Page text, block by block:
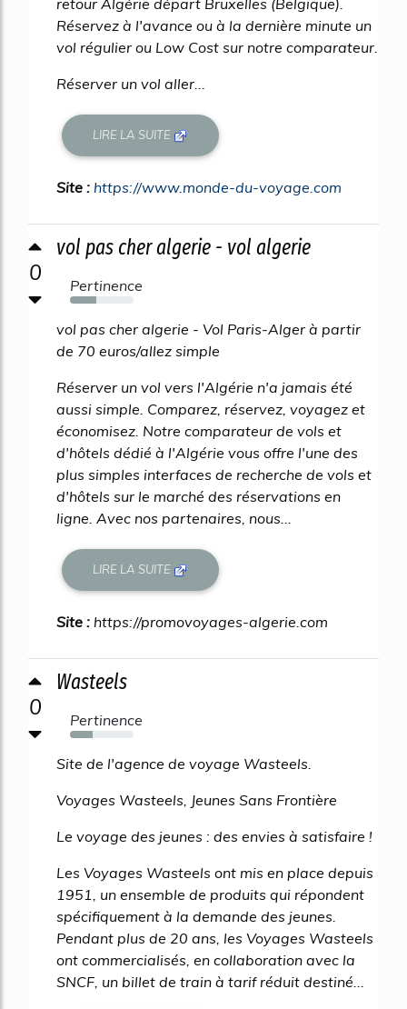
Réservez à l'avance ou à la dernière minute un
vol régulier ou Low Cost sur notre comparateur.
Réserver un vol aller...
LIRE LA SUITE
Site : https://www.monde-du-voyage.com
0
vol pas cher algerie - vol algerie
Pertinence
42%
vol pas cher algerie - Vol Paris-Alger à partir
de 70 euros/allez simple
Réserver un vol vers l'Algérie n'a jamais été
aussi simple. Comparez, réservez, voyagez et
économisez. Notre comparateur de vols et
d'hôtels dédié à l'Algérie vous offre l'une des
plus simples interfaces de recherche de vols et
d'hôtels sur le marché des réservations en
ligne. Avec nos partenaires, nous...
LIRE LA SUITE
Site : https://promovoyages-algerie.com
0
Wasteels
Pertinence
36%
Site de l'agence de voyage Wasteels.
Voyages Wasteels, Jeunes Sans Frontière
Le voyage des jeunes : des envies à satisfaire !
Les Voyages Wasteels ont mis en place depuis
1951, un ensemble de produits qui répondent
spécifiquement à la demande des jeunes.
Pendant plus de 20 ans, les Voyages Wasteels
ont commercialisés, en collaboration avec la
SNCF, un billet de train à tarif réduit destiné...